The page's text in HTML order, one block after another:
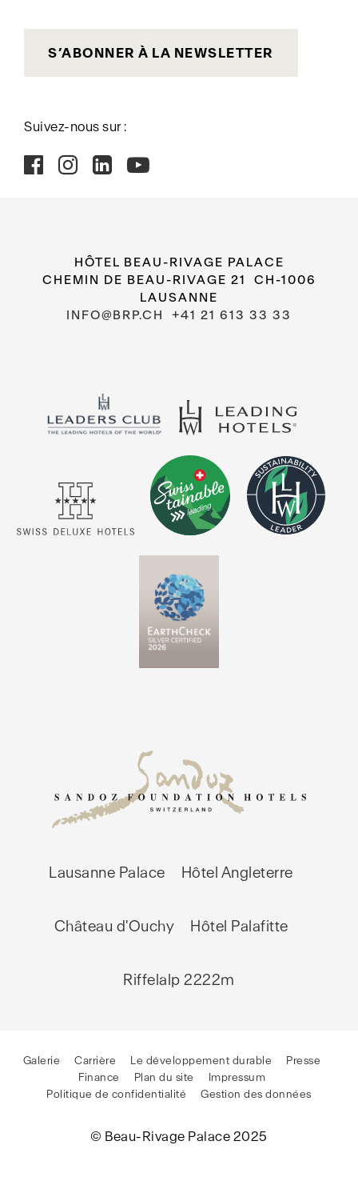
S’ABONNER À LA NEWSLETTER
Suivez-nous sur :
HÔTEL BEAU-RIVAGE PALACE
CHEMIN DE BEAU-RIVAGE 21 CH-1006
LAUSANNE
INFO@BRP.CH
+41 21 613 33 33
Lausanne Palace Hôtel Angleterre
Château d'Ouchy Hôtel Palafitte
Riffelalp 2222m
Galerie Carrière Le développement durable
Presse
Finance
Plan du site
Impressum
Politique de confidentialité
Gestion des données
© Beau-Rivage Palace 2025